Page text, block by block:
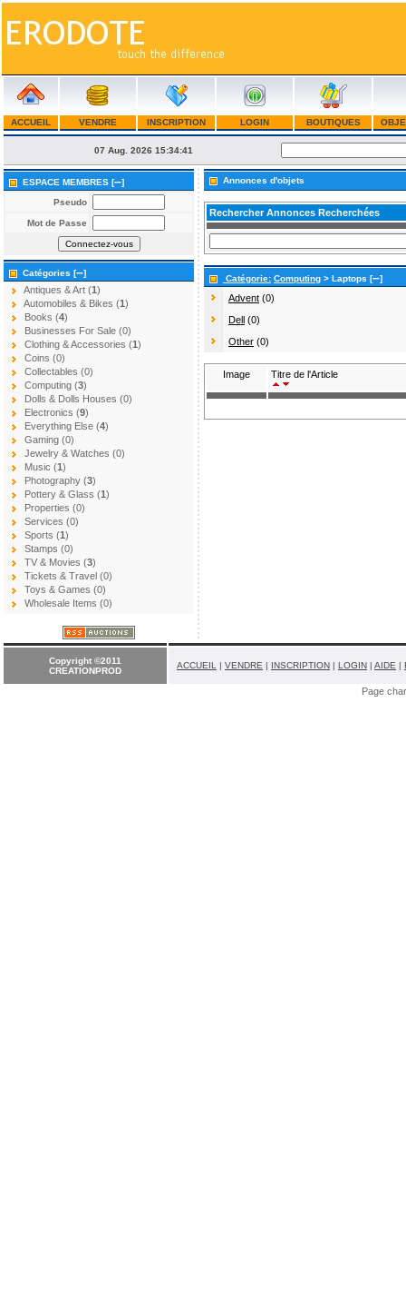
ACCUEIL VENDRE INSCRIPTION LOGIN BOUTIQUES
07 Aug. 2026 15:34:41
ESPACE MEMBRES [–]
Pseudo
Mot de Passe
Catégories [–]
Antiques & Art (1)
Automobiles & Bikes (1)
Books (4)
Businesses For Sale (0)
Clothing & Accessories (1)
Coins (0)
Collectables (0)
Computing (3)
Dolls & Dolls Houses (0)
Electronics (9)
Everything Else (4)
Gaming (0)
Jewelry & Watches (0)
Music (1)
Photography (3)
Pottery & Glass (1)
Properties (0)
Services (0)
Sports (1)
Stamps (0)
TV & Movies (3)
Tickets & Travel (0)
Toys & Games (0)
Wholesale Items (0)
Annonces d'objets
Rechercher Annonces Recherchées
Catégorie: Computing > Laptops [–]
Advent (0)
Dell (0)
Other (0)
Image Titre de l'Article
Copyright ©2011
CREATIONPROD
ACCUEIL | VENDRE | INSCRIPTION | LOGIN | AIDE |
Page